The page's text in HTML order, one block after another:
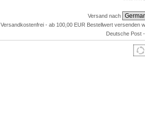
Versand nach
Versandkostenfrei - ab 100,00 EUR Bestellwert versenden
Deutsche Post